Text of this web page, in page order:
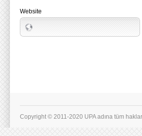
Website
Copyright © 2011-2020 UPA adına tüm